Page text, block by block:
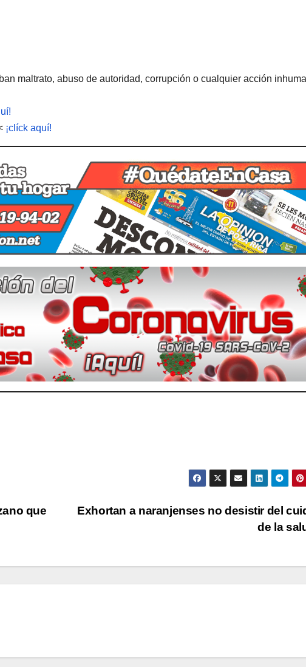
maltrato, abuso de autoridad, corrupción o cualquier acción
¡clíck aquí!
Exhortan a naranjenses no desistir del
de la
que